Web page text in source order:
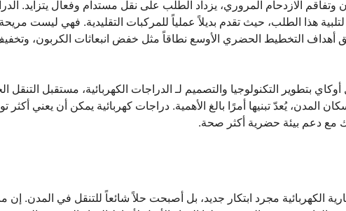
وتفاقم الازدحام المروري، يزداد الطلب على نقل مستدام وفعال يتزايد.
هذا الطلب، حيث تقدم بديلاً عملياً للمركبات التقليدية. فهي ليست
أهداف التخطيط الحضري الأوسع نطاقاً مثل خفض انبعاثات الكربون، وتخفيف
بتطوير التكنولوجيا والتصميم لـ الدراجات الكهربائية، مستقبل التنقل
المدن، يُعدّ تبنيها أمرًا بالغ الأهمية. دراجات كهربائية يمكن أن يعني
مع دعم بيئة حضرية أكثر صحة.
الكهربائية مجرد ابتكار جديد، بل أصبحت حلاً شائعاً للتنقل في المدن.